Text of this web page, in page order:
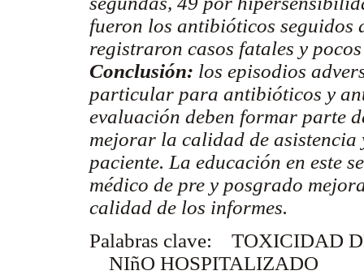
fueron los antibióticos seguidos
registraron casos fatales y
Conclusión: los episodios
particular para antibióticos y
evaluación deben formar parte
mejorar la calidad de
paciente. La educación en este
médico de pre y posgrado
calidad de los informes.
Palabras clave:
TOXICIDAD
NIñO HOSPITALIZADO